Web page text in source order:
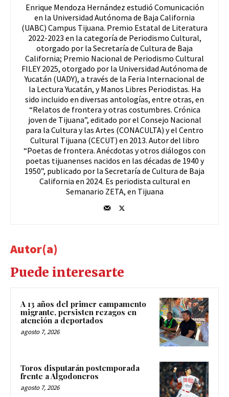
Enrique Mendoza Hernández estudió Comunicación
en la Universidad Autónoma de Baja California
(UABC) Campus Tijuana. Premio Estatal de Literatura
2022-2023 en la categoría de Periodismo Cultural,
otorgado por la Secretaría de Cultura de Baja
California; Premio Nacional de Periodismo Cultural
FILEY 2025, otorgado por la Universidad Autónoma de
Yucatán (UADY), a través de la Feria Internacional de
la Lectura Yucatán, y Manos Libres Periodistas. Ha
sido incluido en diversas antologías, entre otras, en
“Relatos de frontera y otras costumbres. Crónica
joven de Tijuana”, editado por el Consejo Nacional
para la Cultura y las Artes (CONACULTA) y el Centro
Cultural Tijuana (CECUT) en 2013. Autor del libro
“Poetas de frontera. Anécdotas y otros diálogos con
poetas tijuanenses nacidos en las décadas de 1940 y
1950”, publicado por la Secretaría de Cultura de Baja
California en 2024. Es periodista cultural en
Semanario ZETA, en Tijuana
Autor(a)
Puede interesarte
A 13 años del primer campamento
migrante, persisten rezagos en
atención a deportados
agosto 7, 2026
Toros disputarán postemporada
frente a Algodoneros
agosto 7, 2026